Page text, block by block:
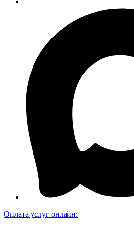
Оплата услуг онлайн: